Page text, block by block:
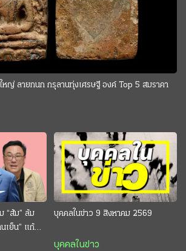
ญ่ ลายกนก กรุลานทุ่งเศรษฐี องค์ Top 5 สมราคา
“ส้ม” ล้ม
นเย็น” แก้
บาย
บุคคลในข่าว 9 สิงหาคม 2569
บุคคลในข่าว